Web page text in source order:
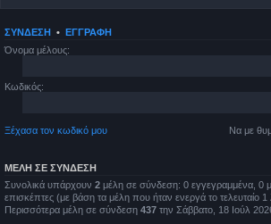
ΣΎΝΔΕΣΗ • ΕΓΓΡΑΦΉ
Όνομα μέλους:
Κωδικός:
Ξέχασα τον κωδικό μου Να με
ΜΈΛΗ ΣΕ ΣΎΝΔΕΣΗ
Συνολικά υπάρχουν 2 μέλη σε σύνδεση: 0 εγγεγραμμένα, 0
επισκέπτες (με βάση τα μέλη που ήταν ενεργά το τελευταίο 1
Περισσότερα μέλη σε σύνδεση 437 την Σάββατο, 18 Ιούλ